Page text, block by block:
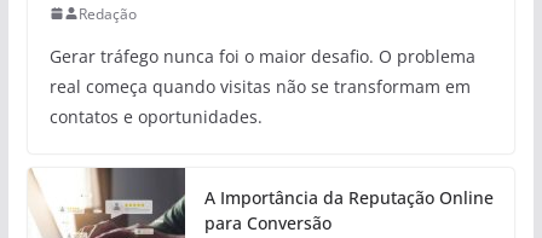
Redação
Gerar tráfego nunca foi o maior desafio. O problema
real começa quando visitas não se transformam em
contatos e oportunidades.
A Importância da Reputação Online
para Conversão